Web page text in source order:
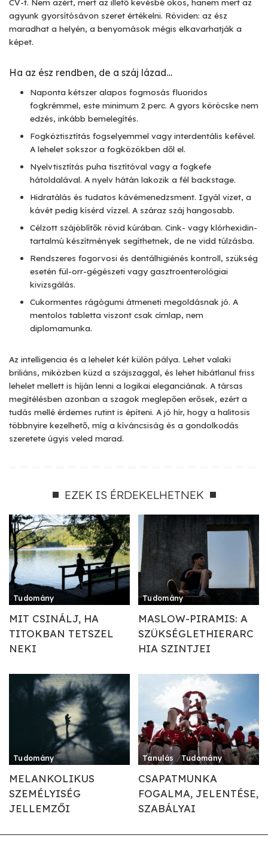
agyunk gyorsítósávon szeret értékelni. Röviden: az ész
maradhat a helyén, a benyomások mégis elkavarhatják a
képet.
Ha az ész rendben, de a száj lázad…
Naponta kétszer alapos fogmosás fluoridos
fogkrémmel, este minimum 2 perc. A gyors köröcske nem
edzés, inkább bemelegítés.
Fogköztisztítás fogselyemmel vagy interdentális kefével.
A lehelet sokszor a fogközökben dől el.
Nyelvtisztítás puha tisztítóval vagy a fogkefe
hátoldalával. A nyelv hátán lakozik a fél backstage.
Hidratálás és tudatos kávémenedzsment. Igyál vizet, a
kávét pedig kísérd vízzel. A száraz száj hangosabb.
Célzott szájöblítők rövid kúrában. Cink- vagy klórhexidin-
tartalmú készítmények segíthetnek, de ne vidd túlzásba.
Rendszeres fogorvosi és dentálhigiénés kontroll, szükség
esetén fül-orr-gégészeti vagy gasztroenterológiai
kivizsgálás.
Cukormentes rágógumi átmeneti megoldásnak jó. A
mentolos tabletta viszont csak címlap, nem
diplomamunka.
Az intelligencia és a lehelet két külön pálya. Lehet valaki
briliáns, miközben küzd a szájszaggal, és lehet hibátlanul friss
lehelet mellett is híján lenni a logikai eleganciának. A társas
megítélésben azonban a szagok meglepően erősek, ezért a
tudás mellé érdemes rutint is építeni. A jó hír, hogy a halitosis
többnyire kezelhető, míg a kíváncsiság és a gondolkodás
szeretete úgyis veled marad.
EZEK IS ÉRDEKELHETNEK
Tudomány
MIT CSINÁLJ, HA
TITOKBAN TETSZEL
NEKI
Tudomány
MASLOW-PIRAMIS: A
SZÜKSÉGLETHIERARC
HIA SZINTJEI
Tudomány
MELANKOLIKUS
SZEMÉLYISÉG
JELLEMZŐI
Tanulás Tudomány
CSAPATMUNKA
FOGALMA, JELENTÉSE,
SZABÁLYAI